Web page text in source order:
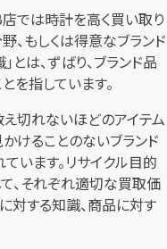
店では時計を高く買い取り
、もしくは得意なブランド
とは、ずばり、ブランド品
を指しています。
切れないほどのアイテム
けることのないブランド
います。リサイクル目的
、それぞれ適切な買取価
対する知識、商品に対す